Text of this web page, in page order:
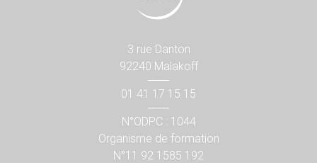
3 rue Danton
92240 Malakoff
01 41 17 15 15
N°ODPC : 1044
Organisme de formation
N°11 92 1585 192